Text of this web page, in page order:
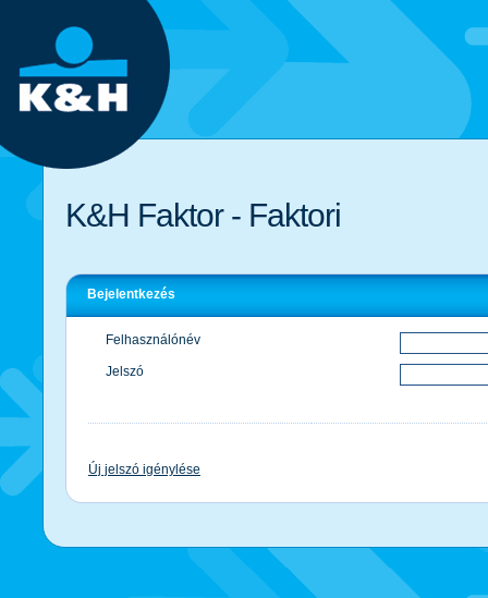
K&H Faktor - Faktori
Bejelentkezés
Felhasználónév
Jelszó
Új jelszó igénylése